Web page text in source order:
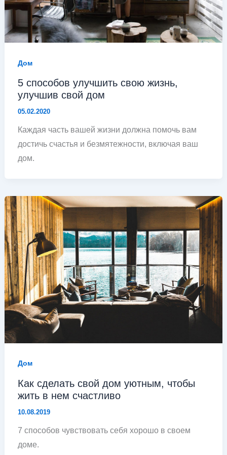
Дом
5 способов улучшить свою жизнь,
улучшив свой дом
05.02.2020
Каждая часть вашей жизни должна помочь вам
достичь счастья и безмятежности, включая ваш
дом.
Дом
Как сделать свой дом уютным, чтобы
жить в нем счастливо
10.08.2019
7 способов чувствовать себя хорошо в своем
доме.